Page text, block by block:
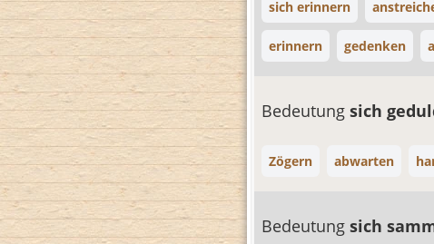
sich erinnern
erinnern gedenken
Bedeutung sich
Zögern abwarten
Bedeutung sich